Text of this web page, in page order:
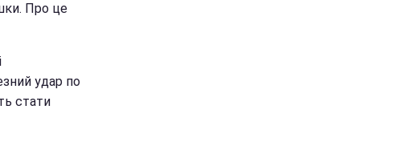
Про це
удар по
стати